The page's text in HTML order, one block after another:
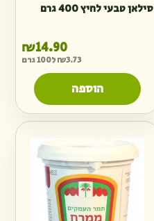
סילאן טבעי לחיץ 400 גרם
₪14.90
₪3.73 ל100 גרם
הוספה